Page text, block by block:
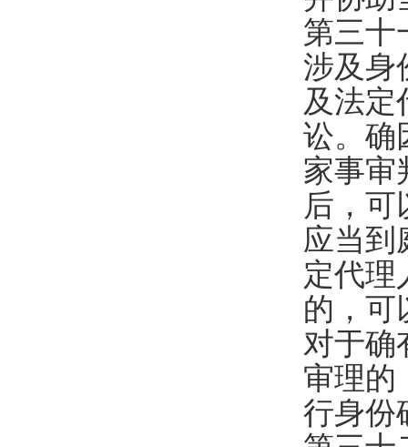
第三
涉及身
及法定
讼。确
家事审
后，可
应当到
定代理
的，可
对于确
审理的
行身份